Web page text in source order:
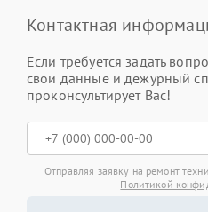
Контактная
Если требуется задать
свои данные и дежурный
проконсультирует Вас!
Отправляя заявку на ремонт
Политикой